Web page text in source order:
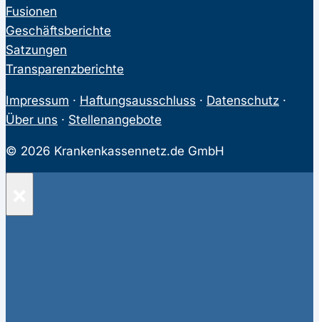
Fusionen
Geschäftsberichte
Satzungen
Transparenzberichte
Impressum · Haftungsausschluss · Datenschutz ·
Über uns · Stellenangebote
© 2026 Krankenkassennetz.de GmbH